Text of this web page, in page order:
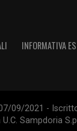
INFORMATIVA
09/2021 -
Sampdoria